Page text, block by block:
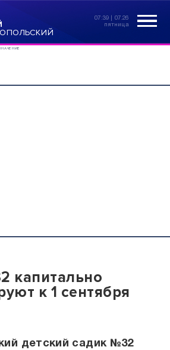
07:39 | 07.26
пятница
капитально
к 1 сентября
детский садик №32